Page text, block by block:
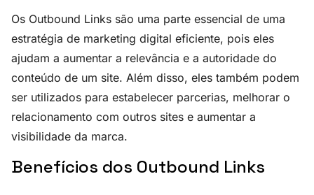
Os Outbound Links são uma parte essencial de uma
estratégia de marketing digital eficiente, pois eles
ajudam a aumentar a relevância e a autoridade do
conteúdo de um site. Além disso, eles também podem
ser utilizados para estabelecer parcerias, melhorar o
relacionamento com outros sites e aumentar a
visibilidade da marca.
Benefícios dos Outbound Links